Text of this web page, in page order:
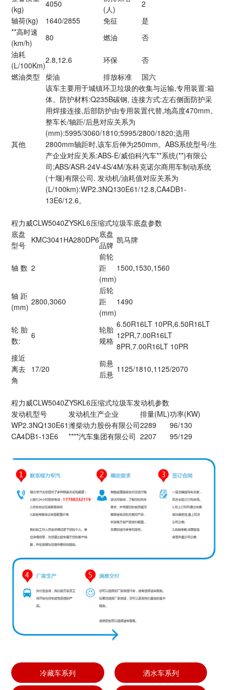
(kg)
4050
(人)
2
轴荷(kg)
1640/2855 免征
是
**高时速
(km/h)
80 燃油
否
油耗
(L/100Km)
2.8,12.6 环保
否
燃油类型
柴油 排放标准 国六
其他
该车主要用于城镇环卫垃圾的收集与运输,专用装置:箱
体。防护材料:Q235B碳钢, 连接方式:左右侧面防护采
用焊接连接,后部防护由专用装置代替,地高度470mm。
整车长/轴距/后悬对应关系为
(mm):5995/3060/1810;5995/2800/1820;选用
2800mm轴距时,该车后伸为250mm。ABS系统型号/生
产企业对应关系:ABS-E/威伯科汽车**系统(**)有限公
司;ABS/ASR-24V-4S/4M/东科克诺尔商用车制动系统
(十堰)有限公司. 发动机/油耗值对应关系为
(L/100km):WP2.3NQ130E61/12.8,CA4DB1-
13E6/12.6。
程力威CLW5040ZYSKL6压缩式垃圾车底盘参数
底盘
型号
KMC3041HA280DP6
底盘
品牌
凯马牌
轴 数 2
前轮
距
(mm)
1500,1530,1560
轴 距
(mm)
2800,3060
后轮
距
(mm)
1490
轮 胎
数:
6
轮胎
规格
6.50R16LT 10PR,6.50R16LT
12PR,7.00R16LT
8PR,7.00R16LT 10PR
接近
离去
角
17/20
前悬
后悬
1125/1810,1125/2070
程力威CLW5040ZYSKL6压缩式垃圾车发动机参数
发动机型号
发动机生产企业 排量(ML)功率(KW)
WP2.3NQ130E61潍柴动力股份有限公司2289
96/130
CA4DB1-13E6
****汽车集团有限公司 2207 95/129
冷藏车系列 洒水车系列